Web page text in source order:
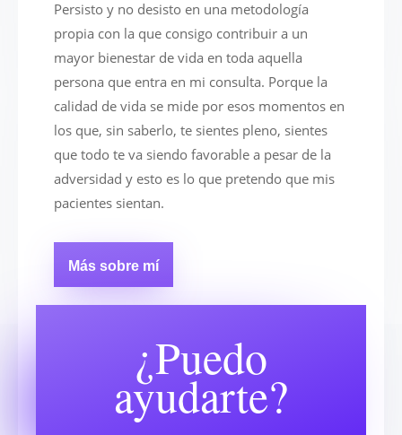
Persisto y no desisto en una metodología
propia con la que consigo contribuir a un
mayor bienestar de vida en toda aquella
persona que entra en mi consulta. Porque la
calidad de vida se mide por esos momentos en
los que, sin saberlo, te sientes pleno, sientes
que todo te va siendo favorable a pesar de la
adversidad y esto es lo que pretendo que mis
pacientes sientan.
Más sobre mí
¿Puedo
ayudarte?